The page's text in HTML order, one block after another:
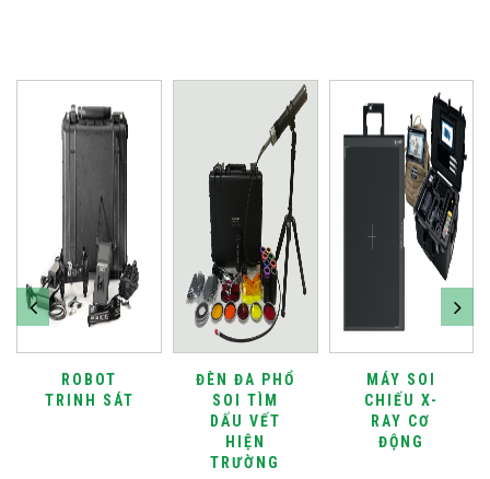
ROBOT
TRINH SÁT
ĐÈN ĐA PHỔ
SOI TÌM
DẤU VẾT
HIỆN
TRƯỜNG
MÁY SOI
CHIẾU X-
RAY CƠ
ĐỘNG